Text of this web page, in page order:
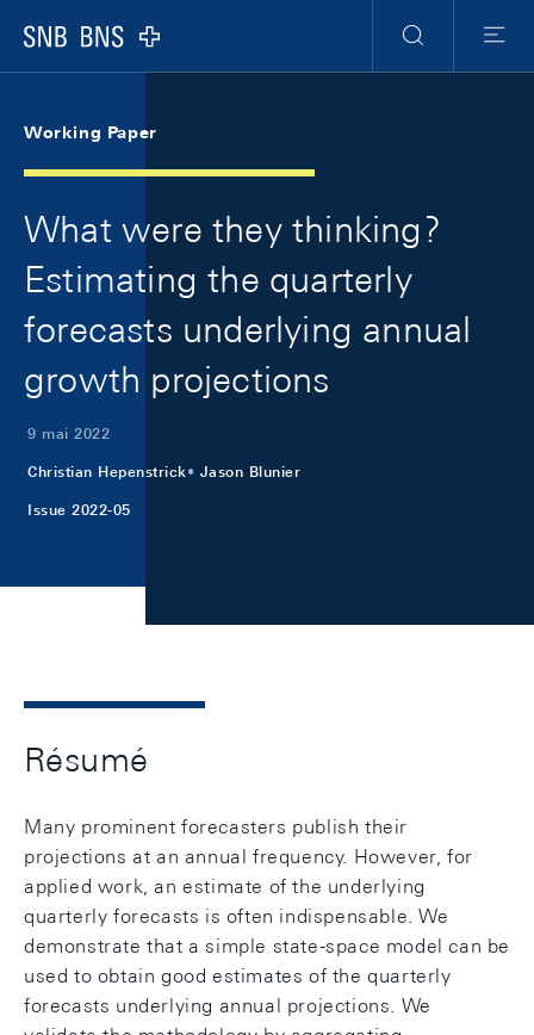
Logo
RechercheMenu
Working Paper
What were they thinking?
Estimating the quarterly
forecasts underlying annual
growth projections
9 mai 2022
Christian Hepenstrick Jason Blunier
Issue 2022-05
Résumé
Many prominent forecasters publish their
projections at an annual frequency. However, for
applied work, an estimate of the underlying
quarterly forecasts is often indispensable. We
demonstrate that a simple state-space model can be
used to obtain good estimates of the quarterly
forecasts underlying annual projections. We